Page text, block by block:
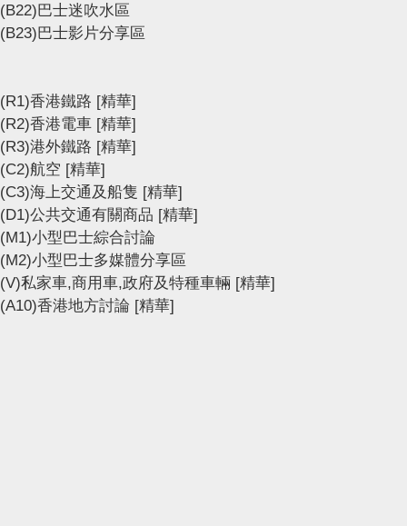
(B22)巴士迷吹水區
(B23)巴士影片分享區
(R1)香港鐵路 [精華]
(R2)香港電車 [精華]
(R3)港外鐵路 [精華]
(C2)航空 [精華]
(C3)海上交通及船隻 [精華]
(D1)公共交通有關商品 [精華]
(M1)小型巴士綜合討論
(M2)小型巴士多媒體分享區
(V)私家車,商用車,政府及特種車輛 [精華]
(A10)香港地方討論 [精華]